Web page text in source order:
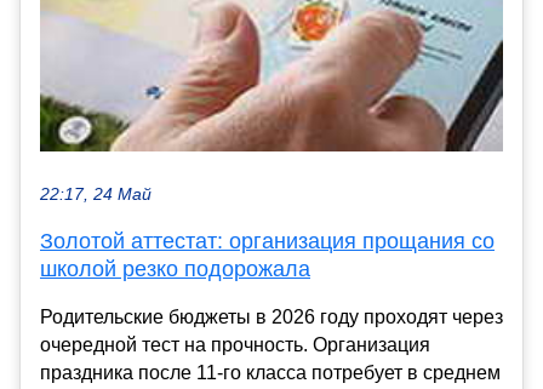
22:17, 24 Май
Золотой аттестат: организация прощания со
школой резко подорожала
Родительские бюджеты в 2026 году проходят через
очередной тест на прочность. Организация
праздника после 11-го класса потребует в среднем